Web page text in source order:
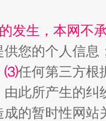
发生，本网不
您的个人信息
⑶任何第三方根
由此所产生的纠
成的暂时性网